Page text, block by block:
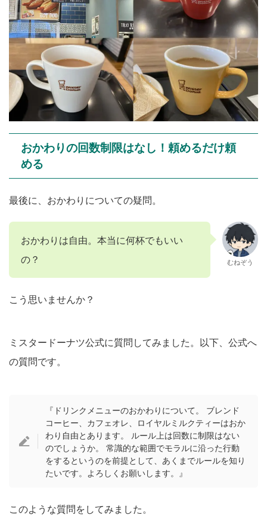
おかわりの回数制限はなし！頼めるだけ頼
める
最後に、おかわりについての疑問。
おかわりは自由。本当に何杯でもいい
の？
むねぞう
こう思いませんか？
ミスタードーナツ公式に質問してみました。以下、公式へ
の質問です。
『ドリンクメニューのおかわりについて。 ブレンド
コーヒー、カフェオレ、ロイヤルミルクティーはおか
わり自由とあります。 ルール上は回数に制限はない
のでしょうか。 常識的な範囲でモラルに沿った行動
をするというのを前提として、あくまでルールを知り
たいです。よろしくお願いします。』
このような質問をしてみました。